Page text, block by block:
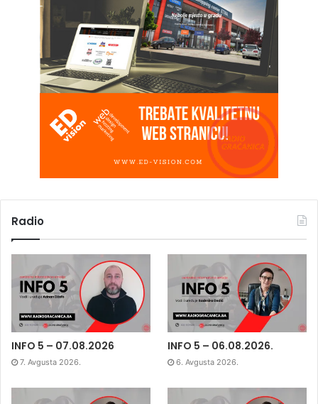
Radio
INFO 5 – 07.08.2026
7. Avgusta 2026.
INFO 5 – 06.08.2026.
6. Avgusta 2026.